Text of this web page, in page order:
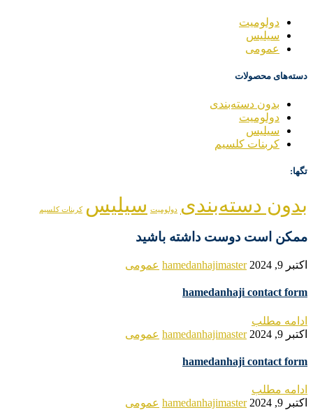
دولومیت
سیلیس
عمومی
دسته‌های محصولات
بدون دسته‌بندی
دولومیت
سیلیس
کربنات کلسیم
تگها:
بدون دسته‌بندی دولومیت سیلیس کربنات کلسیم
ممکن است دوست داشته باشید
اکتبر 9, 2024 hamedanhajimaster عمومی
hamedanhaji contact form
ادامه مطلب
اکتبر 9, 2024
hamedanhajimaster عمومی
hamedanhaji contact form
ادامه مطلب
اکتبر 9, 2024
hamedanhajimaster عمومی